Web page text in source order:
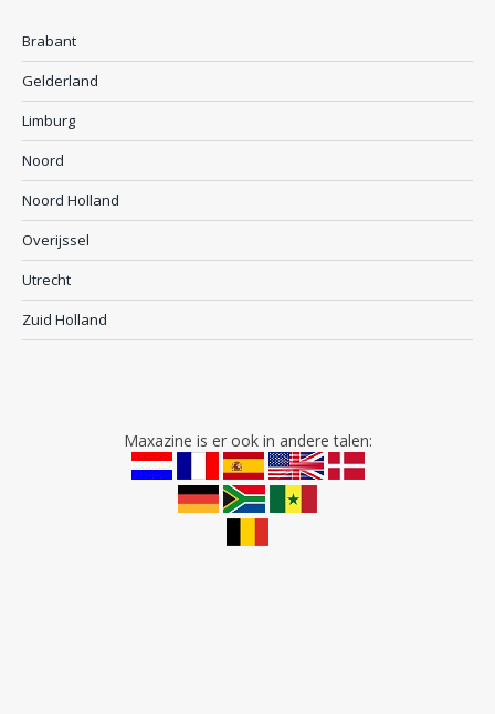
Brabant
Gelderland
Limburg
Noord
Noord Holland
Overijssel
Utrecht
Zuid Holland
Maxazine is er ook in andere talen: